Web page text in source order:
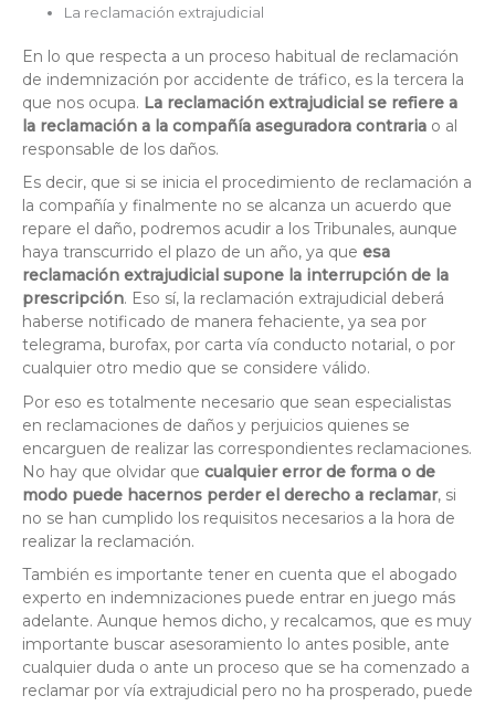
La reclamación extrajudicial
En lo que respecta a un proceso habitual de reclamación
de indemnización por accidente de tráfico, es la tercera la
que nos ocupa. La reclamación extrajudicial se refiere a
la reclamación a la compañía aseguradora contraria o al
responsable de los daños.
Es decir, que si se inicia el procedimiento de reclamación a
la compañía y finalmente no se alcanza un acuerdo que
repare el daño, podremos acudir a los Tribunales, aunque
haya transcurrido el plazo de un año, ya que esa
reclamación extrajudicial supone la interrupción de la
prescripción. Eso sí, la reclamación extrajudicial deberá
haberse notificado de manera fehaciente, ya sea por
telegrama, burofax, por carta vía conducto notarial, o por
cualquier otro medio que se considere válido.
Por eso es totalmente necesario que sean especialistas
en reclamaciones de daños y perjuicios quienes se
encarguen de realizar las correspondientes reclamaciones.
No hay que olvidar que cualquier error de forma o de
modo puede hacernos perder el derecho a reclamar, si
no se han cumplido los requisitos necesarios a la hora de
realizar la reclamación.
También es importante tener en cuenta que el abogado
experto en indemnizaciones puede entrar en juego más
adelante. Aunque hemos dicho, y recalcamos, que es muy
importante buscar asesoramiento lo antes posible, ante
cualquier duda o ante un proceso que se ha comenzado a
reclamar por vía extrajudicial pero no ha prosperado, puede